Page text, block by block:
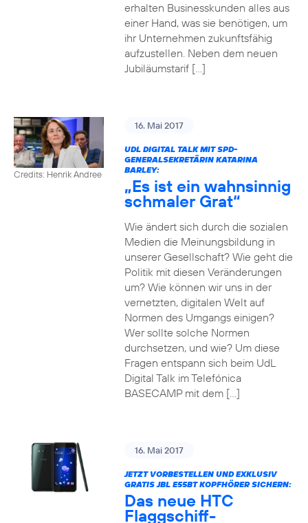
erhalten Businesskunden alles aus
einer Hand, was sie benötigen, um
ihr Unternehmen zukunftsfähig
aufzustellen. Neben dem neuen
Jubiläumstarif […]
Credits: Henrik Andree
16. Mai 2017
UDL DIGITAL TALK MIT SPD-
GENERALSEKRETÄRIN KATARINA
BARLEY:
„Es ist ein wahnsinnig
schmaler Grat“
Wie ändert sich durch die sozialen
Medien die Meinungsbildung in
unserer Gesellschaft? Wie geht die
Politik mit diesen Veränderungen
um? Wie können wir uns in der
vernetzten, digitalen Welt auf
Normen des Umgangs einigen?
Wer sollte solche Normen
durchsetzen, und wie? Um diese
Fragen entspann sich beim UdL
Digital Talk im Telefónica
BASECAMP mit dem […]
16. Mai 2017
JETZT VORBESTELLEN UND EXKLUSIV
GRATIS JBL E55BT KOPFHÖRER SICHERN:
Das neue HTC
Flaggschiff-